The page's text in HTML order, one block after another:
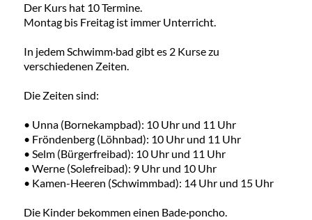
Der Kurs hat 10 Termine.
Montag bis Freitag ist immer Unterricht.
In jedem Schwimm·bad gibt es 2 Kurse zu
verschiedenen Zeiten.
Die Zeiten sind:
• Unna (Bornekampbad): 10 Uhr und 11 Uhr
• Fröndenberg (Löhnbad): 10 Uhr und 11 Uhr
• Selm (Bürgerfreibad): 10 Uhr und 11 Uhr
• Werne (Solefreibad): 9 Uhr und 10 Uhr
• Kamen-Heeren (Schwimmbad): 14 Uhr und 15 Uhr
Die Kinder bekommen einen Bade·poncho.